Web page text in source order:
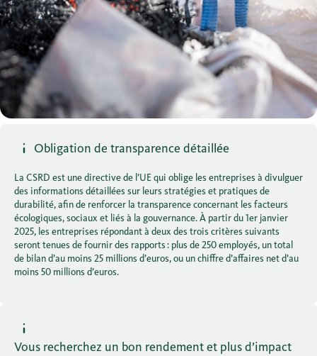
Obligation de transparence détaillée
La CSRD est une directive de l’UE qui oblige les entreprises à divulguer
des informations détaillées sur leurs stratégies et pratiques de
durabilité, afin de renforcer la transparence concernant les facteurs
écologiques, sociaux et liés à la gouvernance. À partir du 1er janvier
2025, les entreprises répondant à deux des trois critères suivants
seront tenues de fournir des rapports : plus de 250 employés, un total
de bilan d’au moins 25 millions d’euros, ou un chiffre d’affaires net d’au
moins 50 millions d’euros.
Vous recherchez un bon rendement et plus d’impact